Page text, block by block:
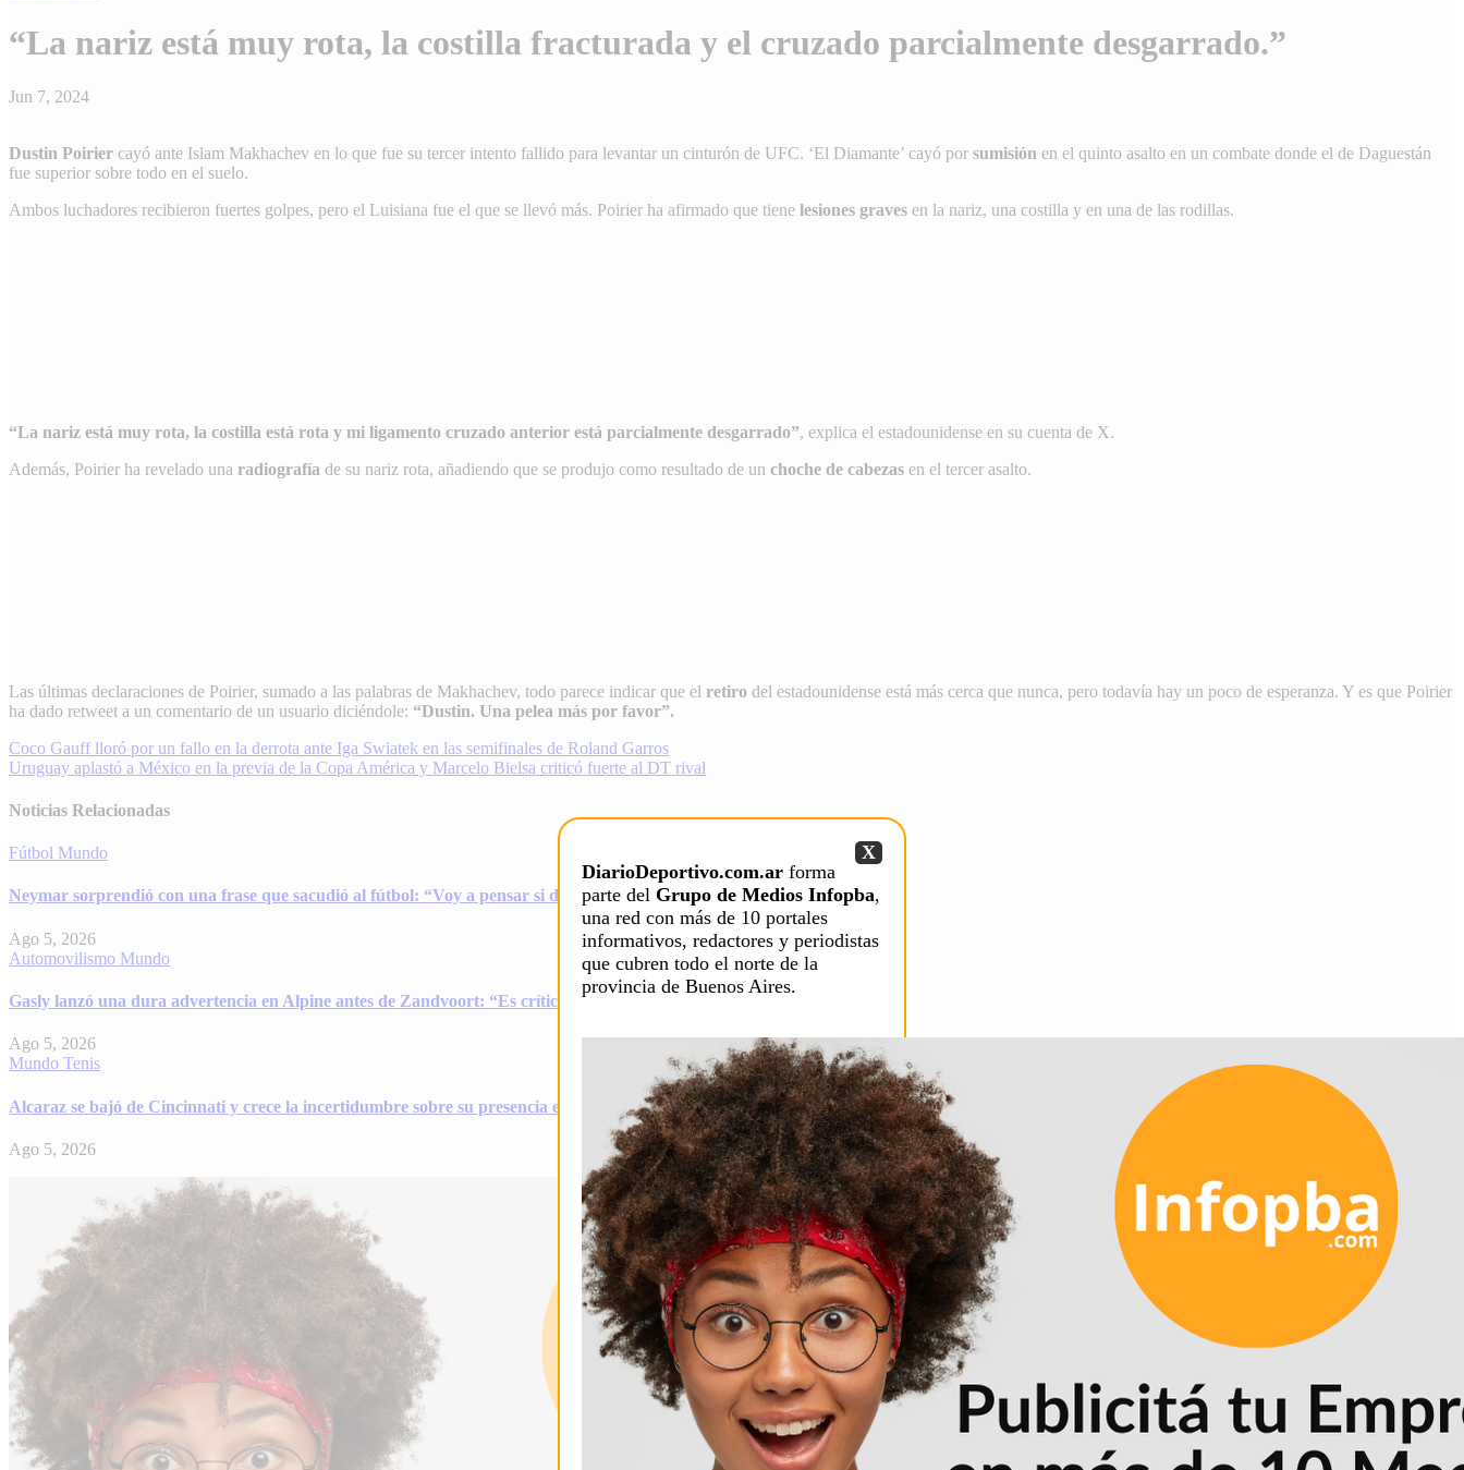
“La nariz está muy rota, la costilla fracturada y el cruzado parcialmente desgarrado.”
Jun 7, 2024
Dustin Poirier cayó ante Islam Makhachev en lo que fue su tercer intento fallido para levantar un cinturón de UFC. ‘El Diamante’ cayó por sumisión en el quinto asalto en un combate donde el de Daguestán
fue superior sobre todo en el suelo.
Ambos luchadores recibieron fuertes golpes, pero el Luisiana fue el que se llevó más. Poirier ha afirmado que tiene lesiones graves en la nariz, una costilla y en una de las rodillas.
“La nariz está muy rota, la costilla está rota y mi ligamento cruzado anterior está parcialmente desgarrado”, explica el estadounidense en su cuenta de X.
Además, Poirier ha revelado una radiografía de su nariz rota, añadiendo que se produjo como resultado de un choche de cabezas en el tercer asalto.
Las últimas declaraciones de Poirier, sumado a las palabras de Makhachev, todo parece indicar que el retiro del estadounidense está más cerca que nunca, pero todavía hay un poco de esperanza. Y es que Poirier
ha dado retweet a un comentario de un usuario diciéndole: “Dustin. Una pelea más por favor”.
Navegación
de
entradas
Coco Gauff lloró por un fallo en la derrota ante Iga Swiatek en las semifinales de Roland Garros
Uruguay aplastó a México en la previa de la Copa América y Marcelo Bielsa criticó fuerte al DT rival
Noticias Relacionadas
Fútbol Mundo
Neymar sorprendió con una frase que sacudió al fútbol: “Voy a pensar si dejo de jugar”
Ago 5, 2026
Automovilismo Mundo
Gasly lanzó una dura advertencia en Alpine antes de Zandvoort: “Es crítico para nosotros”
Ago 5, 2026
Mundo Tenis
Alcaraz se bajó de Cincinnati y crece la incertidumbre sobre su presencia en el US Open
Ago 5, 2026
X
DiarioDeportivo.com.ar forma
parte del Grupo de Medios Infopba,
una red con más de 10 portales
informativos, redactores y periodistas
que cubren todo el norte de la
provincia de Buenos Aires.